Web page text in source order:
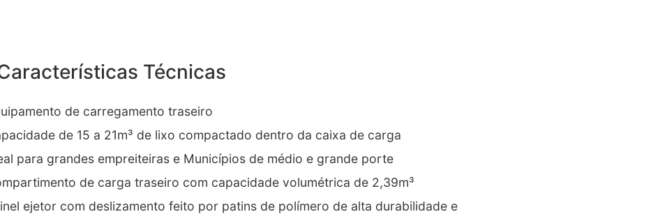
Técnicas
de carregamento traseiro
de 15 a 21m³ de lixo compactado dentro da caixa de carga
para grandes empreiteiras e Municípios de médio e grande porte
de carga traseiro com capacidade volumétrica de 2,39m³
ejetor com deslizamento feito por patins de polímero de alta durabilidade e